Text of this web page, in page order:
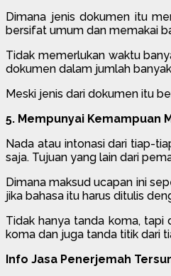
Dimana jenis dokumen itu
bersifat umum dan memakai
Tidak memerlukan waktu
dokumen dalam jumlah
Meski jenis dari dokumen itu
5. Mempunyai Kemampuan
Nada atau intonasi dari tiap-
saja. Tujuan yang lain dari
Dimana maksud ucapan ini
jika bahasa itu harus ditulis
Tidak hanya tanda koma,
koma dan juga tanda titik dari
Info Jasa Penerjemah